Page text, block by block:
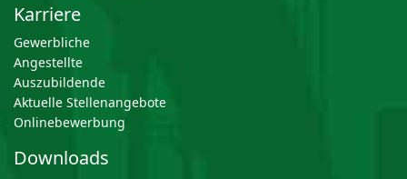
Karriere
Gewerbliche
Angestellte
Auszubildende
Aktuelle Stellenangebote
Onlinebewerbung
Downloads